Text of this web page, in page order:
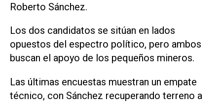
Roberto Sánchez.
Los dos candidatos se sitúan en lados
opuestos del espectro político, pero ambos
buscan el apoyo de los pequeños mineros.
Las últimas encuestas muestran un empate
técnico, con Sánchez recuperando terreno a